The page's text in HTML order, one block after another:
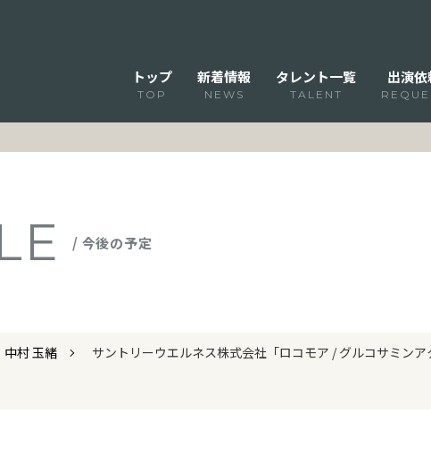
トップ
TOP
新着情報
NEWS
タレント一覧
TALENT
出演依
/ 今後の予定
中村 玉緒 サントリーウエルネス株式会社「ロコモア / グルコサミンア